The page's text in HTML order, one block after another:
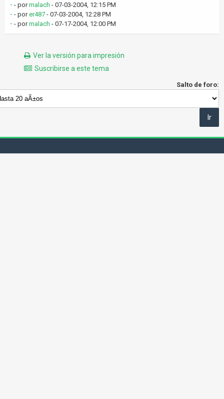
- - pormalach - 07-03-2004, 12:15 PM
- - porer487 - 07-03-2004, 12:28 PM
- - pormalach - 07-17-2004, 12:00 PM
Ver la versión para impresión
Suscribirse a este tema
Salto de foro: